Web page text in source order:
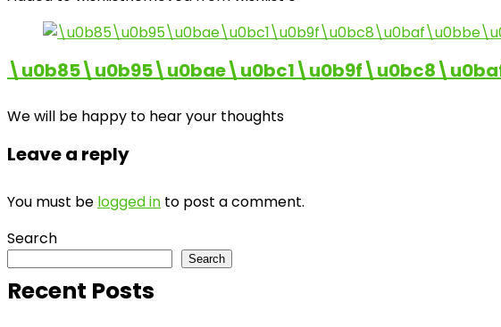
We will be happy to hear your thoughts
Leave a reply
You must be logged in to post a comment.
Search
Search
Recent Posts